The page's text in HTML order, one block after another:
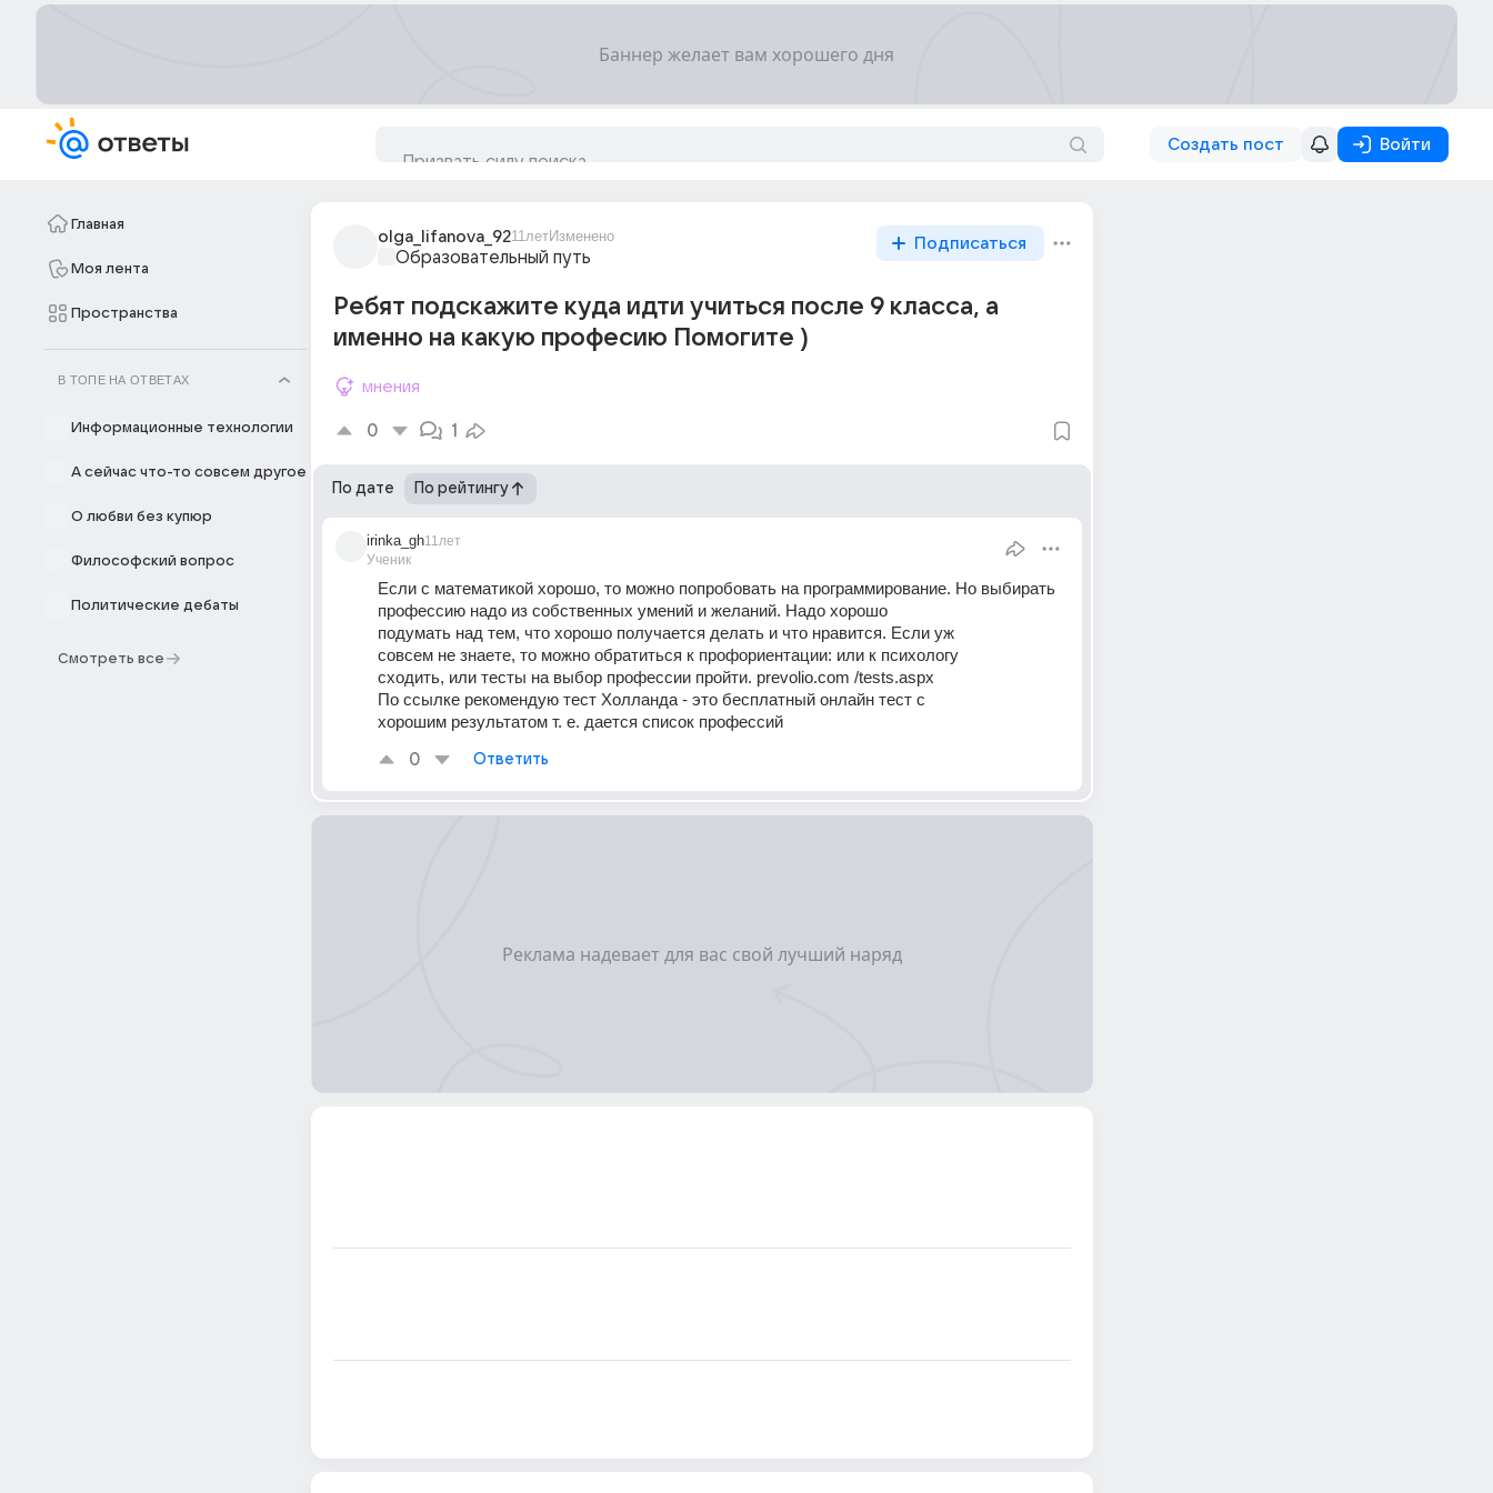
Создать пост Войти
Главная
Моя лента
Пространства
В ТОПЕ НА ОТВЕТАХ
Информационные технологии
А сейчас что-то совсем другое
О любви без купюр
Философский вопрос
Политические дебаты
Смотреть все
olga_lifanova_9211летИзменено
Образовательный путь
Подписаться
Ребят подскажите куда идти учиться после 9 класса, а
именно на какую професию Помогите )
мнения
0 1
По дате По рейтингу
irinka_gh
Ученик
11лет
Если с математикой хорошо, то можно попробовать на программирование. Но выбирать
профессию надо из собственных умений и желаний. Надо хорошо
подумать над тем, что хорошо получается делать и что нравится. Если уж
совсем не знаете, то можно обратиться к профориентации: или к психологу
сходить, или тесты на выбор профессии пройти. prevolio.com /tests.aspx
По ссылке рекомендую тест Холланда - это бесплатный онлайн тест с
хорошим результатом т. е. дается список профессий
0 Ответить